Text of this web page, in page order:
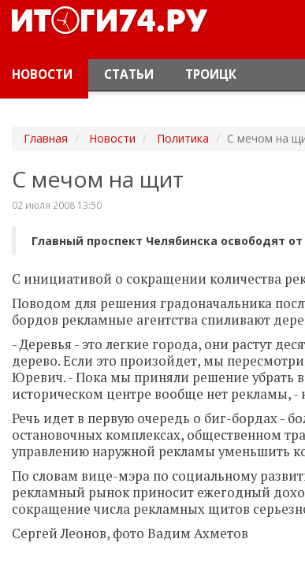
НОВОСТИ СТАТЬИ ТРОИЦК
Главная Новости Политика С мечом на
С мечом на щит
02 июля 2008 13:50
Главный проспект Челябинска освободят
С инициативой о сокращении количества
Поводом для решения градоначальника
бордов рекламные агентства спиливают
- Деревья - это легкие города, они растут
дерево. Если это произойдет, мы
Юревич. - Пока мы приняли решение убрать
историческом центре вообще нет рекламы,
Речь идет в первую очередь о биг-бордах -
остановочных комплексах, общественном
управлению наружной рекламы уменьшить
По словам вице-мэра по социальному
рекламный рынок приносит ежегодный
сокращение числа рекламных щитов
Сергей Леонов, фото Вадим Ахметов